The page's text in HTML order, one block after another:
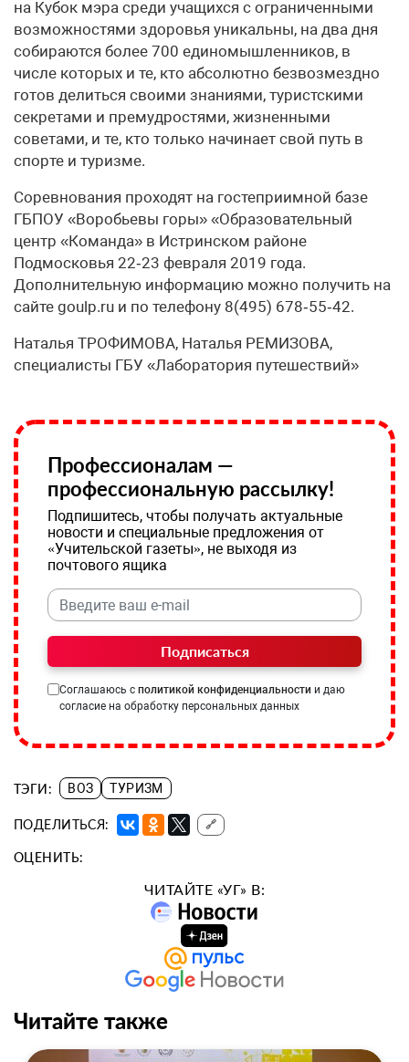
на Кубок мэра среди учащихся с ограниченными
возможностями здоровья уникальны, на два дня
собираются более 700 единомышленников, в
числе которых и те, кто абсолютно безвозмездно
готов делиться своими знаниями, туристскими
секретами и премудростями, жизненными
советами, и те, кто только начинает свой путь в
спорте и туризме.
Соревнования проходят на гостеприимной базе
ГБПОУ «Воробьевы горы» «Образовательный
центр «Команда» в Истринском районе
Подмосковья 22‑23 февраля 2019 года.
Дополнительную информацию можно получить на
сайте goulp.ru и по телефону 8(495) 678‑55‑42.
​Наталья ТРОФИМОВА, Наталья РЕМИЗОВА,
специалисты ГБУ «Лаборатория путешествий»
Профессионалам —
профессиональную рассылку!
Подпишитесь, чтобы получать актуальные
новости и специальные предложения от
«Учительской газеты», не выходя из
почтового ящика
Подписаться
Соглашаюсь с политикой конфиденциальности и даю
согласие на обработку персональных данных
ТЭГИ: ВОЗ ТУРИЗМ
ПОДЕЛИТЬСЯ: 🔗
ОЦЕНИТЬ:
ЧИТАЙТЕ «УГ» В:
Читайте также